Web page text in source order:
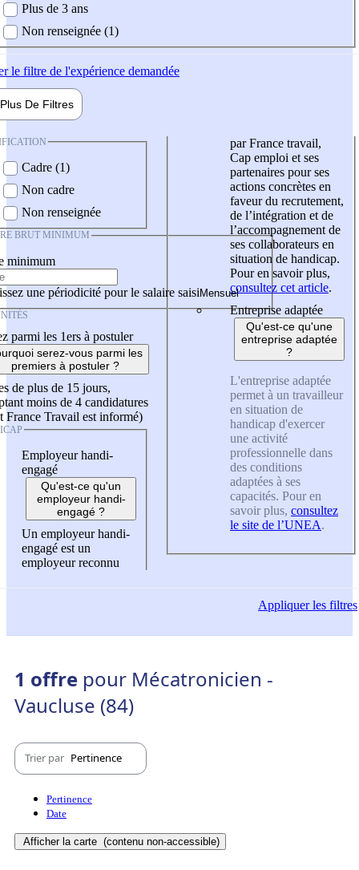
Plus de 3 ans
Non renseignée (1)
le filtre de l'expérience demandée
Plus De Filtres
Cadre (1)
Non cadre
Non renseignée
BRUT MINIMUM
minimum
une périodicité pour le salaire saisi
parmi les 1ers à postuler
serez-vous parmi les
premiers à postuler ?
de plus de 15 jours,
moins de 4 candidatures
France Travail est informé)
Employeur handi-
engagé
Qu'est-ce qu'un
employeur handi-
engagé ?
Un employeur handi-
engagé est un
employeur reconnu
par France travail,
Cap emploi et ses
partenaires pour ses
actions concrètes en
faveur du recrutement,
de l’intégration et de
l’accompagnement de
ses collaborateurs en
situation de handicap.
Pour en savoir plus,
consultez cet article.
Entreprise adaptée
Qu'est-ce qu'une
entreprise adaptée
?
L'entreprise adaptée
permet à un travailleur
en situation de
handicap d'exercer
une activité
professionnelle dans
des conditions
adaptées à ses
capacités. Pour en
savoir plus, consultez
le site de l’UNEA.
Appliquerles filtres
1 offre pour Mécatronicien -
Vaucluse (84)
Trier par Pertinence
Pertinence
Date
Afficher la carte (contenu non-accessible)